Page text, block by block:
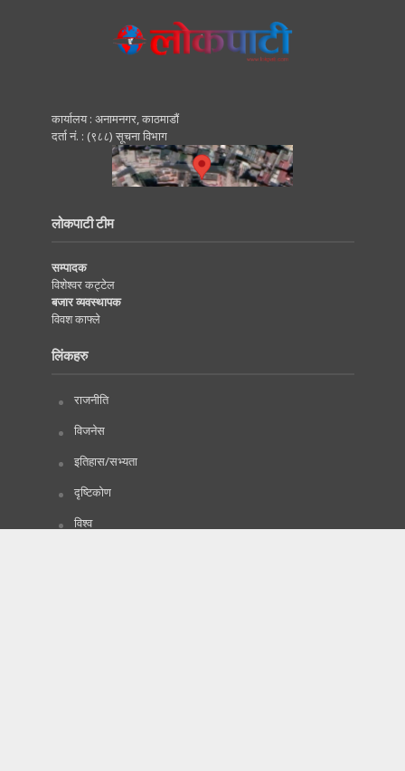
कार्यालय : अनामनगर, काठमाडाैं
दर्ता नं. : (९८८) सूचना विभाग
लोकपाटी टीम
सम्पादक
विशेश्वर कट्टेल
बजार व्यवस्थापक
विवश काफ्ले
लिंकहरु
राजनीति
विजनेस
इतिहास/सभ्यता
दृष्टिकोण
विश्व